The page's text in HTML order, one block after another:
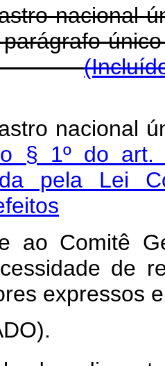
nacional
nacional
§ 1º do art.
pela Lei
Comitê
de
expressos